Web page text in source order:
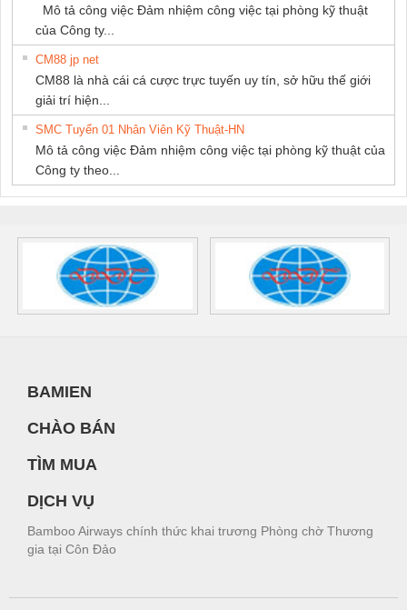
Mô tả công việc Đảm nhiệm công việc tại phòng kỹ thuật
của Công ty...
CM88 jp net
CM88 là nhà cái cá cược trực tuyến uy tín, sở hữu thế giới
giải trí hiện...
SMC Tuyển 01 Nhân Viên Kỹ Thuật-HN
Mô tả công việc Đảm nhiệm công việc tại phòng kỹ thuật của
Công ty theo...
BAMIEN
CHÀO BÁN
TÌM MUA
DỊCH VỤ
Bamboo Airways chính thức khai trương Phòng chờ Thương
gia tại Côn Đảo